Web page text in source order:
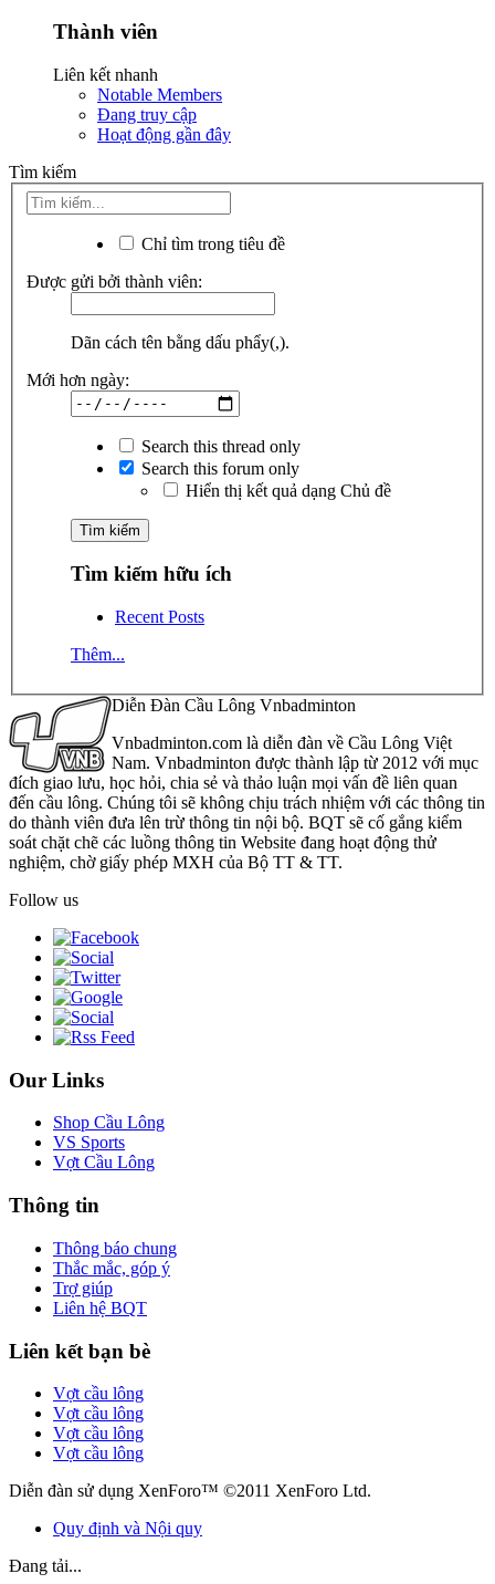
Thành viên
Liên kết nhanh
Notable Members
Đang truy cập
Hoạt động gần đây
Tìm kiếm
Chỉ tìm trong tiêu đề
Được gửi bởi thành viên:
Dãn cách tên bằng dấu phẩy(,).
Mới hơn ngày:
Search this thread only
Search this forum only
Hiển thị kết quả dạng Chủ đề
Tìm kiếm hữu ích
Recent Posts
Thêm...
Diễn Đàn Cầu Lông Vnbadminton
Vnbadminton.com là diễn đàn về Cầu Lông Việt
Nam. Vnbadminton được thành lập từ 2012 với mục
đích giao lưu, học hỏi, chia sẻ và thảo luận mọi vấn đề liên quan
đến cầu lông. Chúng tôi sẽ không chịu trách nhiệm với các thông tin
do thành viên đưa lên trừ thông tin nội bộ. BQT sẽ cố gắng kiểm
soát chặt chẽ các luồng thông tin Website đang hoạt động thử
nghiệm, chờ giấy phép MXH của Bộ TT & TT.
Follow us
Our Links
Shop Cầu Lông
VS Sports
Vợt Cầu Lông
Thông tin
Thông báo chung
Thắc mắc, góp ý
Trợ giúp
Liên hệ BQT
Liên kết bạn bè
Vợt cầu lông
Vợt cầu lông
Vợt cầu lông
Vợt cầu lông
Diễn đàn sử dụng XenForo™ ©2011 XenForo Ltd.
Quy định và Nội quy
Đang tải...